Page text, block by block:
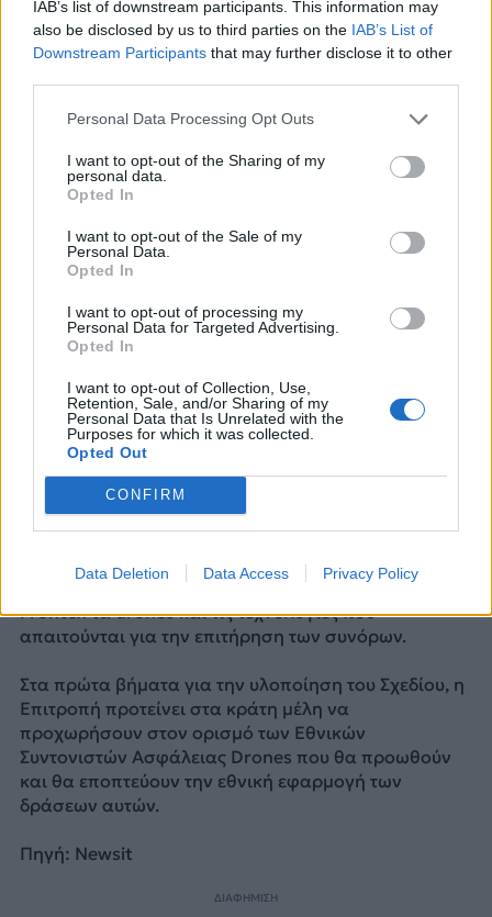
IAB’s list of downstream participants. This information may
also be disclosed by us to third parties on the IAB’s List of
Downstream Participants that may further disclose it to other
Personal Data Processing Opt Outs
I want to opt-out of the Sharing of my
personal data.
Opted In
I want to opt-out of the Sale of my
Personal Data.
Opted In
I want to opt-out of processing my
Personal Data for Targeted Advertising.
Opted In
I want to opt-out of Collection, Use,
Retention, Sale, and/or Sharing of my
Personal Data that Is Unrelated with the
Purposes for which it was collected.
Opted Out
CONFIRM
Data Deletion Data Access Privacy Policy
ενισχύοντας την αλληλεγγύη μεταξύ των κρατών
μελών.
Η Επιτροπή προτείνει επίσης τη διοργάνωση ετήσιας
αντιμετώπιση των μη επανδρωμένων αεροσκαφών,
με στόχο τη δοκιμή της διασυνοριακής συνεργασίας
και των πολιτικο-στρατιωτικών συνεργειών.
REUTERS/Lisi Niesner
Παράλληλα, θα συνεχίσει να παρέχει μέσω της
Frontex τα drones και τις τεχνολογίες που
απαιτούνται για την επιτήρηση των συνόρων.
Στα πρώτα βήματα για την υλοποίηση του Σχεδίου, η
Επιτροπή προτείνει στα κράτη μέλη να
προχωρήσουν στον ορισμό των Εθνικών
Συντονιστών Ασφάλειας Drones που θα προωθούν
και θα εποπτεύουν την εθνική εφαρμογή των
δράσεων αυτών.
Πηγή: Newsit
ΔΙΑΦΗΜΙΣΗ